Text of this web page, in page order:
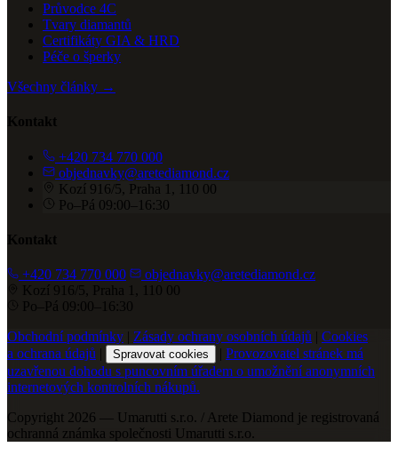
Průvodce 4C
Tvary diamantů
Certifikáty GIA & HRD
Péče o šperky
Všechny články →
Kontakt
+420 734 770 000
objednavky@aretediamond.cz
Kozí 916/5, Praha 1, 110 00
Po–Pá 09:00–16:30
Kontakt
+420 734 770 000
objednavky@aretediamond.cz
Kozí 916/5, Praha 1, 110 00
Po–Pá 09:00–16:30
Obchodní podmínky | Zásady ochrany osobních údajů | Cookies
a ochrana údajů | Spravovat cookies | Provozovatel stránek má
uzavřenou dohodu s puncovním úřadem o umožnění anonymních
internetových kontrolních nákupů.
Copyright 2026 — Umarutti s.r.o. / Arete Diamond je registrovaná
ochranná známka společnosti Umarutti s.r.o.